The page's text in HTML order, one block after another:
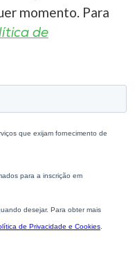
momento. Para
de